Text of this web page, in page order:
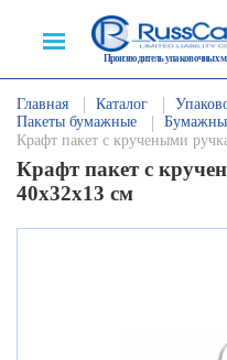
Производитель упаковочных
Главная Каталог
Пакеты бумажные
Крафт пакет с кручеными
Крафт пакет с
40х32х13 см